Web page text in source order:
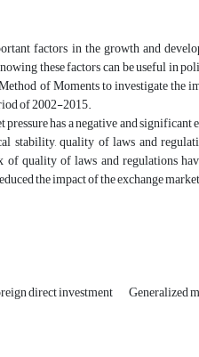
factors in the growth and
these factors can be useful in
of Moments to investigate
of 2002-2015.
has a negative and
stability, quality of laws and
of quality of laws and regulations
the impact of the exchange
direct investment Generalized